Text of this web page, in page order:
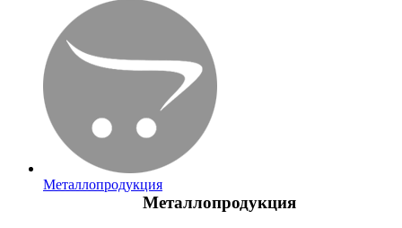
Металлопродукция
Металлопродукция